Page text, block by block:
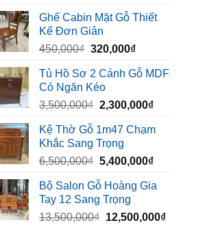
là:
2,500,000₫.
tại
Ghế Cabin Mặt Gỗ Thiết
Kế Đơn Giản
450,000₫ Giá
là:
450,000₫.
320,000₫Giá
tại
320,000₫.
Tủ Hồ Sơ 2 Cánh Gỗ MDF
Có Ngăn Kéo
3,500,000₫ Giá
là:
3,500,000₫.
2,300,000₫Giá
tại
Kệ Thờ Gỗ 1m47 Chạm
Khắc Sang Trọng
6,500,000₫ Giá
là:
6,500,000₫.
5,400,000₫Giá
tại
Bộ Salon Gỗ Hoàng Gia
Tay 12 Sang Trọng
13,500,000₫ Giá
12,500,000₫Giá